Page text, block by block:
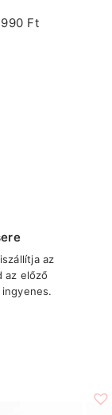
Ft
az
az előző